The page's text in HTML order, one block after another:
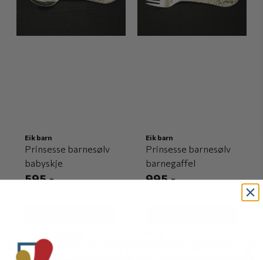
Eik barn
Prinsesse barnesølv
babyskje
595,-
Eik barn
Prinsesse barnesølv
barnegaffel
995,-